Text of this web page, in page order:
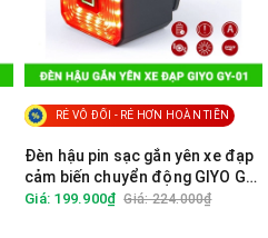
RẺ VÔ ĐỐI - RẺ HƠN HOÀN TIỀN
Đèn hậu pin sạc gắn yên xe đạp
cảm biến chuyển động GIYO GY-
01
Giá: 199.900₫ Giá: 224.000₫